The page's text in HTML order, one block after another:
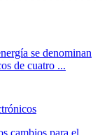
se denominan
de cuatro ...